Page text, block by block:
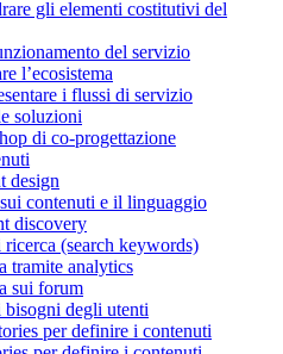
gli elementi costitutivi del
del servizio
l’ecosistema
i flussi di servizio
soluzioni
di co-progettazione
design
contenuti e il linguaggio
discovery
(search keywords)
tramite analytics
sui forum
degli utenti
per definire i contenuti